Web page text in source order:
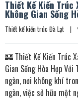
Thiết Kế Kiến Trúc
Không Gian Sống
Thiết kế kiến trúc Đà Lạt |
🏰 Thiết Kế Kiến Trúc
Gian Sống Hòa Hợp
ngàn, nơi không khí
ngàn, việc sở hữu một